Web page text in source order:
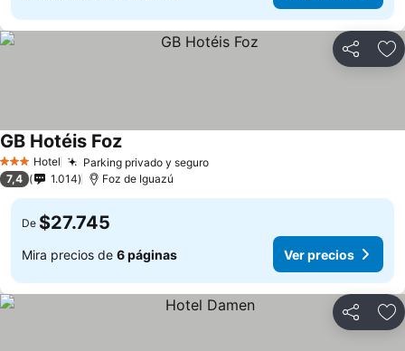
Compartir
3 Estrellas
Hotel Parking privado y seguro
GB Hotéis Foz
7,4 1.014 Foz de Iguazú
De $27.745
Mira precios de 6 páginas Ver precios
Compartir